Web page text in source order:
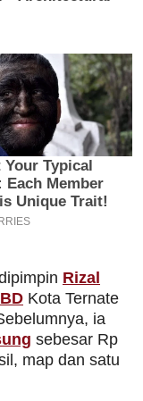
Rizal
Kota Ternate
ia
sebesar Rp
map dan satu